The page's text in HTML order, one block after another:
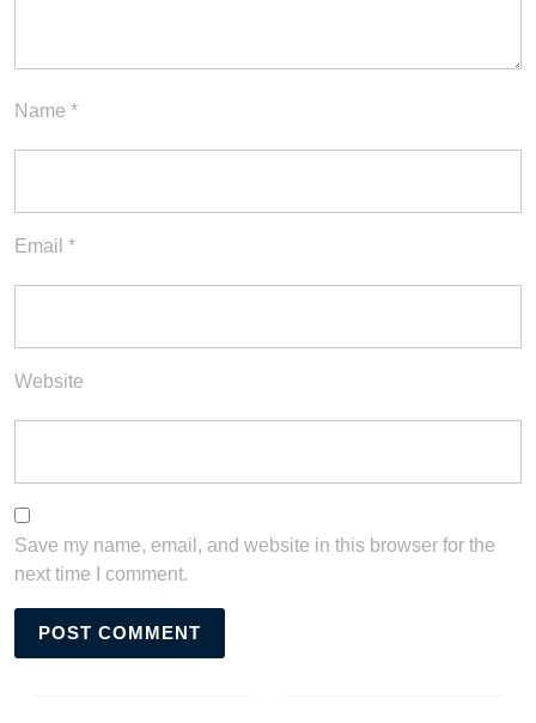
Name *
Email *
Website
Save my name, email, and website in this browser for the
next time I comment.